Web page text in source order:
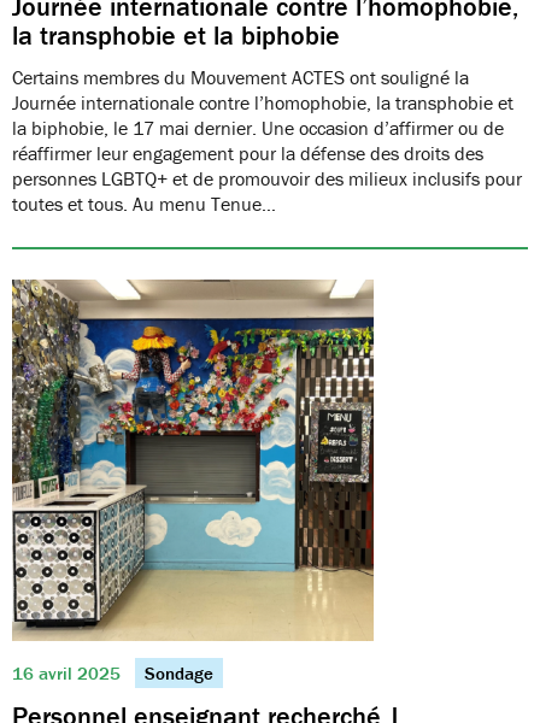
la transphobie et la biphobie
Certains membres du Mouvement ACTES ont souligné la
Journée internationale contre l’homophobie, la transphobie et
la biphobie, le 17 mai dernier. Une occasion d’affirmer ou de
réaffirmer leur engagement pour la défense des droits des
personnes LGBTQ+ et de promouvoir des milieux inclusifs pour
toutes et tous. Au menu Tenue…
16 avril 2025 Sondage
Personnel enseignant recherché |